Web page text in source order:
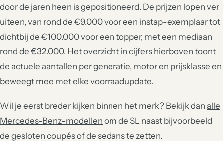
door de jaren heen is gepositioneerd. De prijzen lopen ver
uiteen, van rond de €9.000 voor een instap-exemplaar tot
dichtbij de €100.000 voor een topper, met een mediaan
rond de €32.000. Het overzicht in cijfers hierboven toont
de actuele aantallen per generatie, motor en prijsklasse en
beweegt mee met elke voorraadupdate.
Wil je eerst breder kijken binnen het merk? Bekijk dan alle
Mercedes-Benz-modellen om de SL naast bijvoorbeeld
de gesloten coupés of de sedans te zetten.